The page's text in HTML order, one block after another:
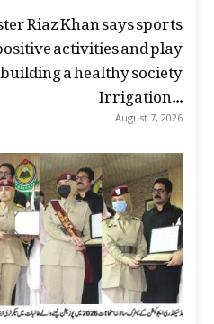
Riaz Khan says sports
activities and play
a healthy society
Irrigation...
August 7, 2026